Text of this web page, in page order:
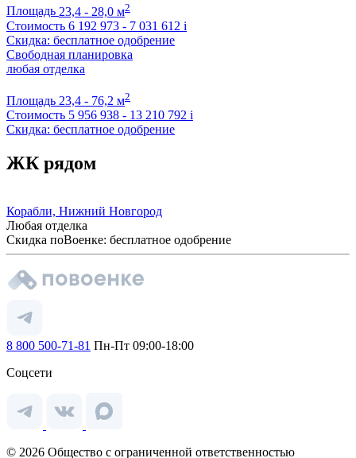
Площадь 23,4 - 28,0 м2
Стоимость 6 192 973 - 7 031 612 i
Скидка: бесплатное одобрение
Свободная планировка
любая отделка
Площадь 23,4 - 76,2 м2
Стоимость 5 956 938 - 13 210 792 i
Скидка: бесплатное одобрение
ЖК рядом
Корабли, Нижний Новгород
Любая отделка
Скидка поВоенке: бесплатное одобрение
8 800 500-71-81 Пн-Пт 09:00-18:00
Соцсети
© 2026 Общество с ограниченной ответственностью